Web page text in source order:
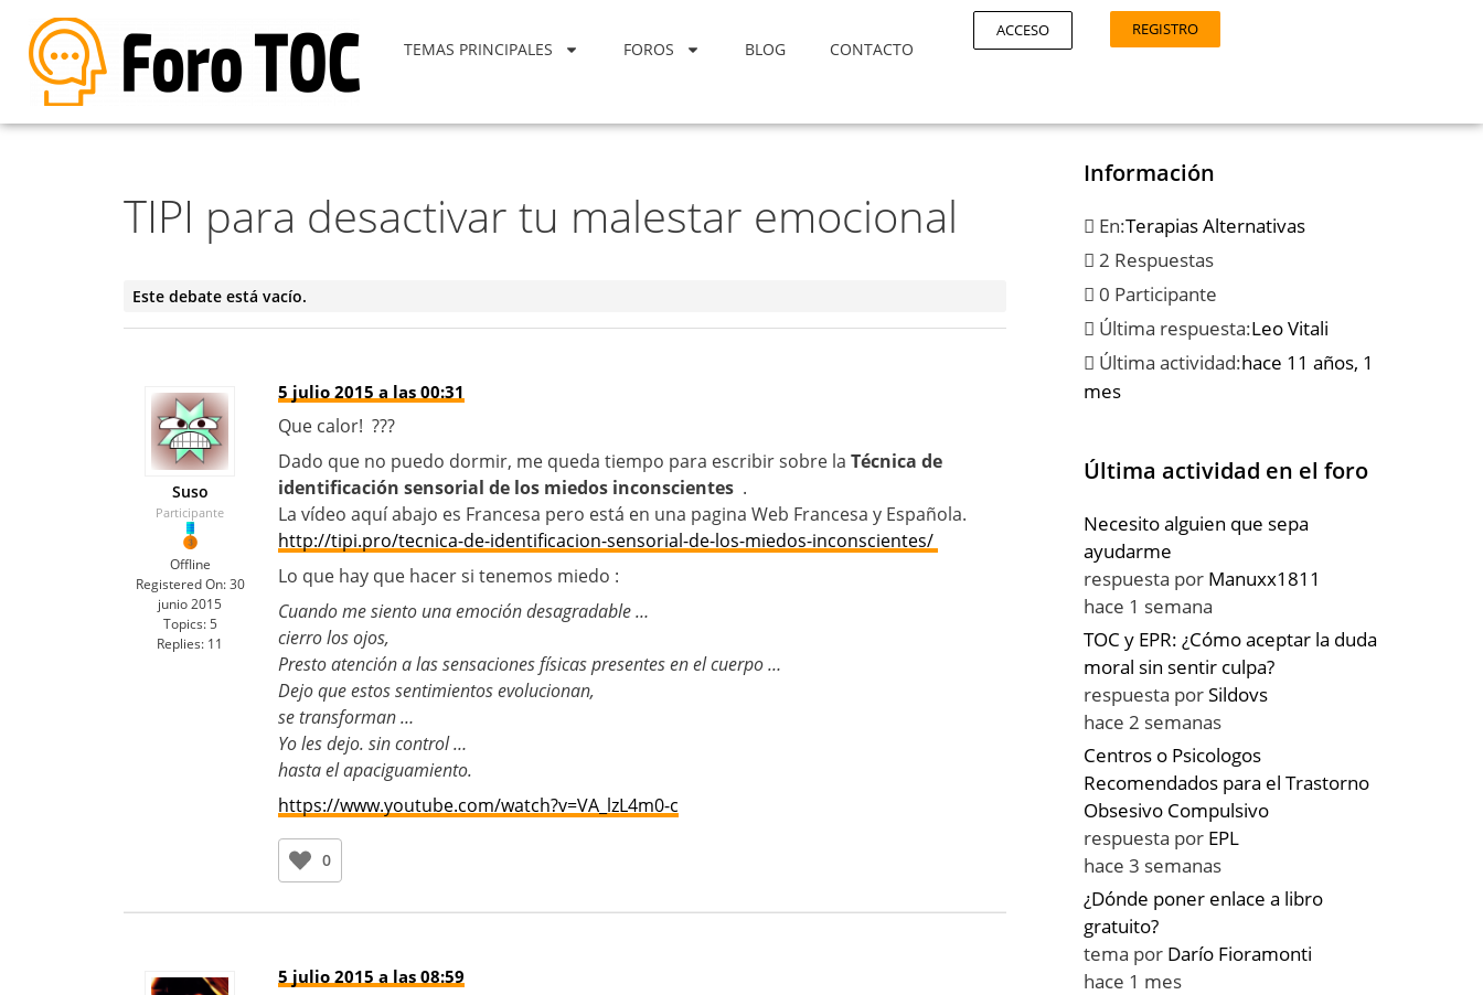
TEMAS PRINCIPALES FOROS BLOG CONTACTO
ACCESO REGISTRO
TIPI para desactivar tu malestar emocional
Este debate está vacío.
Suso
Participante
Offline
Registered On: 30
junio 2015
Topics: 5
Replies: 11
5 julio 2015 a las 00:31
Que calor! ???
Dado que no puedo dormir, me queda tiempo para escribir sobre la Técnica de
identificación sensorial de los miedos inconscientes .
La vídeo aquí abajo es Francesa pero está en una pagina Web Francesa y Española.
http://tipi.pro/tecnica-de-identificacion-sensorial-de-los-miedos-inconscientes/
Lo que hay que hacer si tenemos miedo :
Cuando me siento una emoción desagradable …
cierro los ojos,
Presto atención a las sensaciones físicas presentes en el cuerpo …
Dejo que estos sentimientos evolucionan,
se transforman …
Yo les dejo. sin control …
hasta el apaciguamiento.
https://www.youtube.com/watch?v=VA_lzL4m0-c
0
5 julio 2015 a las 08:59
Información
En:Terapias Alternativas
2 Respuestas
0 Participante
Última respuesta:Leo Vitali
Última actividad:hace 11 años, 1
mes
Última actividad en el foro
Necesito alguien que sepa
ayudarme
respuesta por Manuxx1811
hace 1 semana
TOC y EPR: ¿Cómo aceptar la duda
moral sin sentir culpa?
respuesta porSildovs
hace 2 semanas
Centros o Psicologos
Recomendados para el Trastorno
Obsesivo Compulsivo
respuesta por EPL
hace 3 semanas
¿Dónde poner enlace a libro
gratuito?
tema por Darío Fioramonti
hace 1 mes